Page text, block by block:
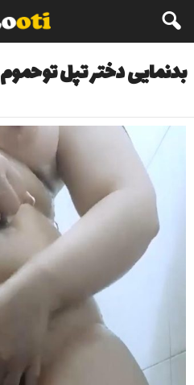
بدنمایی دختر تپل توحموم